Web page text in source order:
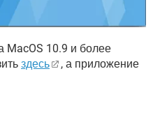
MacOS 10.9 и более
здесь
, а приложение